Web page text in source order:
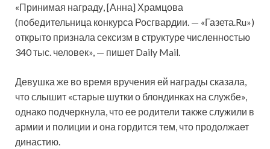
«Принимая награду, [Анна] Храмцова
(победительница конкурса Росгвардии. — «Газета.Ru»)
открыто признала сексизм в структуре численностью
340 тыс. человек», — пишет Daily Mail.
Девушка же во время вручения ей награды сказала,
что слышит «старые шутки о блондинках на службе»,
однако подчеркнула, что ее родители также служили в
армии и полиции и она гордится тем, что продолжает
династию.